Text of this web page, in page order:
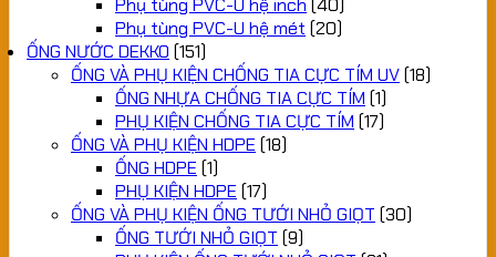
Phụ tùng PVC-U hệ inch (40)
Phụ tùng PVC-U hệ mét (20)
ỐNG NƯỚC DEKKO (151)
ỐNG VÀ PHỤ KIỆN CHỐNG TIA CỰC TÍM UV(18)
ỐNG NHỰA CHỐNG TIA CỰC TÍM (1)
PHỤ KIỆN CHỐNG TIA CỰC TÍM (17)
ỐNG VÀ PHỤ KIỆN HDPE (18)
ỐNG HDPE (1)
PHỤ KIỆN HDPE (17)
ỐNG VÀ PHỤ KIỆN ỐNG TƯỚI NHỎ GIỌT (30)
ỐNG TƯỚI NHỎ GIỌT (9)